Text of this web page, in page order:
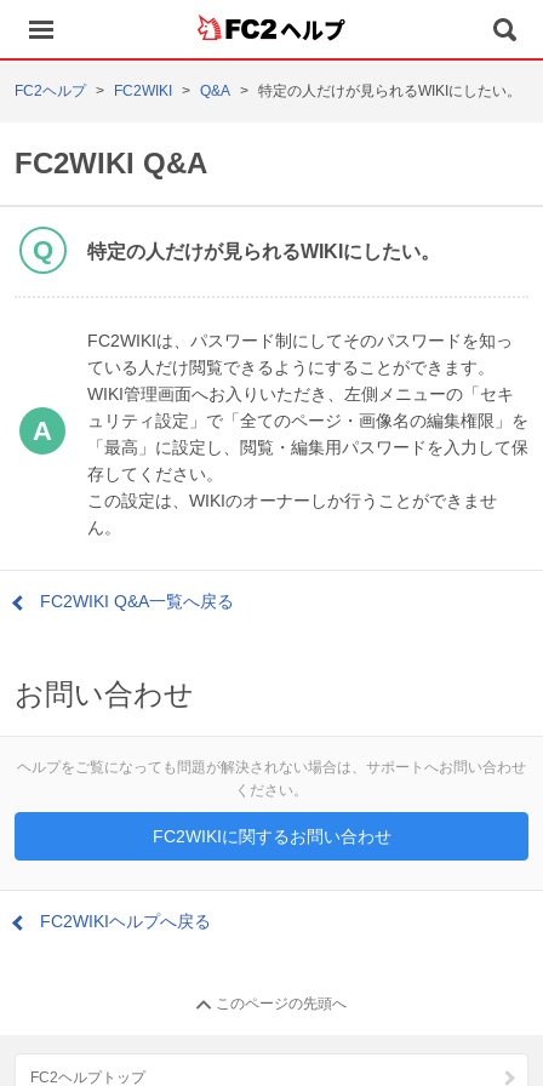
ヘルプ
FC2ヘルプ FC2WIKI Q&A 特定の人だけが見られるWIKIにしたい。
FC2WIKI Q&A
特定の人だけが見られるWIKIにしたい。
FC2WIKIは、パスワード制にしてそのパスワードを知っ
ている人だけ閲覧できるようにすることができます。
WIKI管理画面へお入りいただき、左側メニューの「セキ
ュリティ設定」で「全てのページ・画像名の編集権限」を
「最高」に設定し、閲覧・編集用パスワードを入力して保
存してください。
この設定は、WIKIのオーナーしか行うことができませ
ん。
FC2WIKI Q&A一覧へ戻る
お問い合わせ
ヘルプをご覧になっても問題が解決されない場合は、サポートへお問い合わせ
ください。
FC2WIKIに関するお問い合わせ
FC2WIKIヘルプへ戻る
このページの先頭へ
FC2ヘルプトップ